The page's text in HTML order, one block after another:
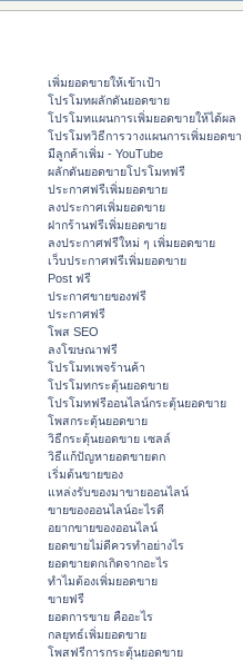
เพิ่มยอดขายให้เข้าเป้า
โปรโมทผลักดันยอดขาย
โปรโมทแผนการเพิ่มยอดขายให้ได้ผล
โปรโมทวิธีการวางแผนการเพิ่มยอดข
มีลูกค้าเพิ่ม - YouTube
ผลักดันยอดขายโปรโมทฟรี
ประกาศฟรีเพิ่มยอดขาย
ลงประกาศเพิ่มยอดขาย
ฝากร้านฟรีเพิ่มยอดขาย
ลงประกาศฟรีใหม่ ๆ เพิ่มยอดขาย
เว็บประกาศฟรีเพิ่มยอดขาย
Post ฟรี
ประกาศขายของฟรี
ประกาศฟรี
โพส SEO
ลงโฆษณาฟรี
โปรโมทเพจร้านค้า
โปรโมทกระตุ้นยอดขาย
โปรโมทฟรีออนไลน์กระตุ้นยอดขาย
โพสกระตุ้นยอดขาย
วิธีกระตุ้นยอดขาย เซลล์
วิธีแก้ปัญหายอดขายตก
เริ่มต้นขายของ
แหล่งรับของมาขายออนไลน์
ขายของออนไลน์อะไรดี
อยากขายของออนไลน์
ยอดขายไม่ดีควรทำอย่างไร
ยอดขายตกเกิดจากอะไร
ทำไมต้องเพิ่มยอดขาย
ขายฟรี
ยอดการขาย คืออะไร
กลยุทธ์เพิ่มยอดขาย
โพสฟรีการกระตุ้นยอดขาย